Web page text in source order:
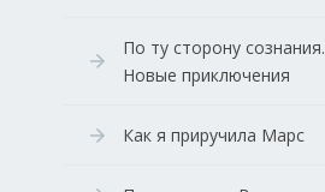
По ту сторону сознания.
Новые приключения
Как я приручила Марс